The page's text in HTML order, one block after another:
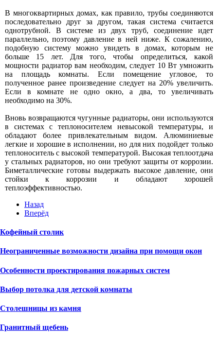
В многоквартирных домах, как правило, трубы соединяются
последовательно друг за другом, такая система считается
однотрубной. В системе из двух труб, соединение идет
параллельно, поэтому давление в ней ниже. К сожалению,
подобную систему можно увидеть в домах, которым не
больше 15 лет. Для того, чтобы определиться, какой
мощности радиатор вам необходим, следует 10 Вт умножить
на площадь комнаты. Если помещение угловое, то
полученное ранее произведение следует на 20% увеличить.
Если в комнате не одно окно, а два, то увеличивать
необходимо на 30%.
Вновь возвращаются чугунные радиаторы, они используются
в системах с теплоносителем невысокой температуры, и
обладают более привлекательным видом. Алюминиевые
легкие и хорошие в исполнении, но для них подойдет только
теплоноситель с высокой температурой. Высокая теплоотдача
у стальных радиаторов, но они требуют защиты от коррозии.
Биметаллические готовы выдержать высокое давление, они
стойки к коррозии и обладают хорошей
теплоэффективностью.
Назад
Вперёд
Кофейный столик
Неограниченные возможности дизайна при помощи окон
Особенности проектирования пожарных систем
Выбор потолка для детской комнаты
Столешницы из камня
Гранитный щебень